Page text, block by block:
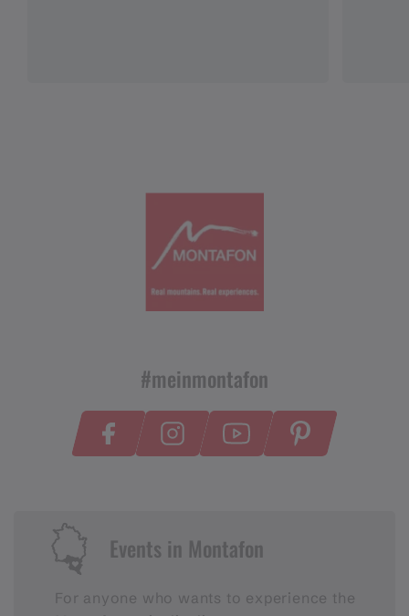
#meinmontafon
Events in Montafon
For anyone who wants to experience the